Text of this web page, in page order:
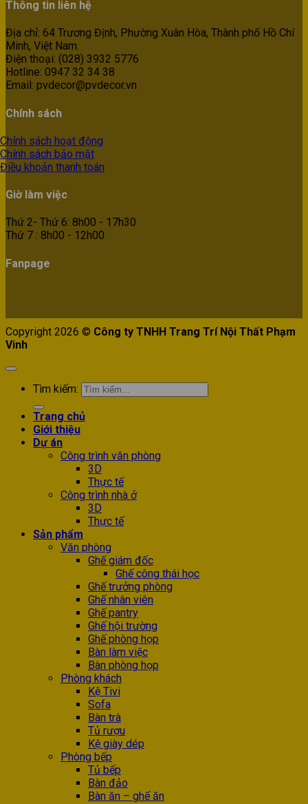
Thông tin liên hệ
Địa chỉ: 64 Trương Định, Phường Xuân Hòa, Thành phố Hồ Chí
Minh, Việt Nam.
Điện thoại: (028) 3932 5776
Hotline: 0947 32 34 38
Email: pvdecor@pvdecor.vn
Chính sách
Chính sách hoạt động
Chính sách bảo mật
Điều khoản thanh toán
Giờ làm việc
Thứ 2- Thứ 6: 8h00 - 17h30
Thứ 7 : 8h00 - 12h00
Fanpage
Copyright 2026 © Công ty TNHH Trang Trí Nội Thất Phạm
Vinh
Tìm kiếm:
Trang chủ
Giới thiệu
Dự án
Công trình văn phòng
3D
Thực tế
Công trình nhà ở
3D
Thực tế
Sản phẩm
Văn phòng
Ghế giám đốc
Ghế công thái học
Ghế trưởng phòng
Ghế nhân viên
Ghế pantry
Ghế hội trường
Ghế phòng họp
Bàn làm việc
Bàn phòng họp
Phòng khách
Kệ Tivi
Sofa
Bàn trà
Tủ rượu
Kệ giày dép
Phòng bếp
Tủ bếp
Bàn đảo
Bàn ăn – ghế ăn